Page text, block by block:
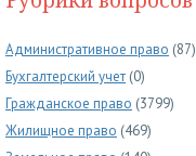
Административное право (87)
Бухгалтерский учет (0)
Гражданское право (3799)
Жилищное право (469)